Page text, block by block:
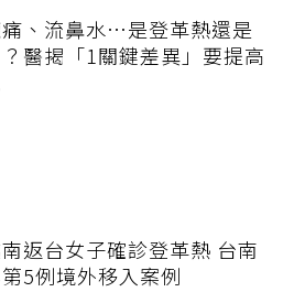
、流鼻水⋯是登革熱還是
醫揭「1關鍵差異」要提高
返台女子確診登革熱 台南
5例境外移入案例